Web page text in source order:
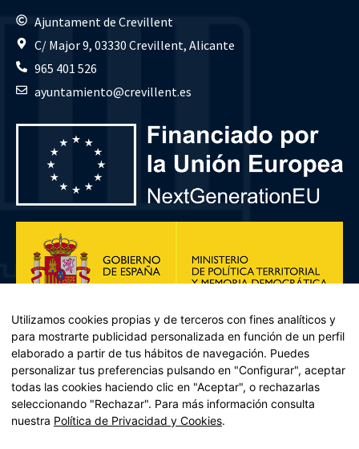
Ajuntament de Crevillent
C/ Major 9, 03330 Crevillent, Alicante
965 401 526
ayuntamiento@crevillent.es
Plan de Recuperación, Transformación y Resiliencia – Financiado por
Utilizamos cookies propias y de terceros con fines analíticos y
para mostrarte publicidad personalizada en función de un perfil
elaborado a partir de tus hábitos de navegación. Puedes
personalizar tus preferencias pulsando en "Configurar", aceptar
todas las cookies haciendo clic en "Aceptar", o rechazarlas
seleccionando "Rechazar". Para más información consulta
nuestra Política de Privacidad y Cookies.